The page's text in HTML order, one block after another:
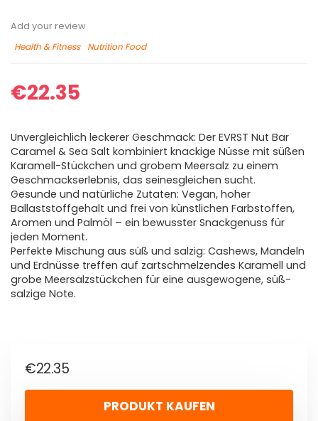
Add your review
Health & Fitness
Nutrition Food
€22.35
Unvergleichlich leckerer Geschmack: Der EVRST Nut Bar
Caramel & Sea Salt kombiniert knackige Nüsse mit süßen
Karamell-Stückchen und grobem Meersalz zu einem
Geschmackserlebnis, das seinesgleichen sucht.
Gesunde und natürliche Zutaten: Vegan, hoher
Ballaststoffgehalt und frei von künstlichen Farbstoffen,
Aromen und Palmöl – ein bewusster Snackgenuss für
jeden Moment.
Perfekte Mischung aus süß und salzig: Cashews, Mandeln
und Erdnüsse treffen auf zartschmelzendes Karamell und
grobe Meersalzstückchen für eine ausgewogene, süß-
salzige Note.
€22.35
PRODUKT KAUFEN